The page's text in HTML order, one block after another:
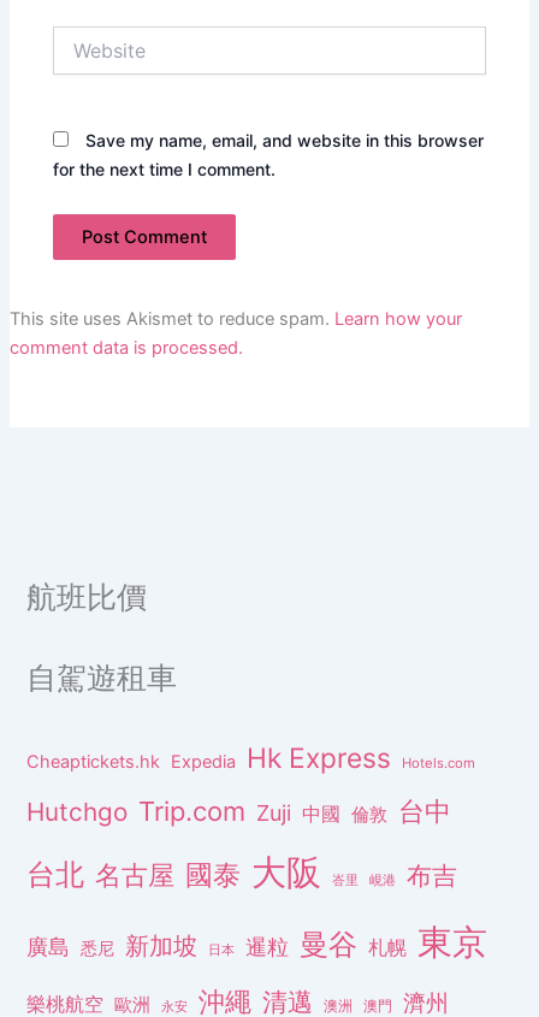
Save my name, email, and website in this browser
for the next time I comment.
This site uses Akismet to reduce spam. Learn how your
comment data is processed.
航班比價
自駕遊租車
Cheaptickets.hk Expedia Hk Express Hotels.com
Hutchgo Trip.com Zuji 中國 倫敦 台中
台北 名古屋 國泰 大阪 峇里 峴港 布吉
廣島 悉尼 新加坡 日本 暹粒 曼谷 札幌 東京
樂桃航空 歐洲 永安 沖繩 清邁 澳洲 澳門 濟州